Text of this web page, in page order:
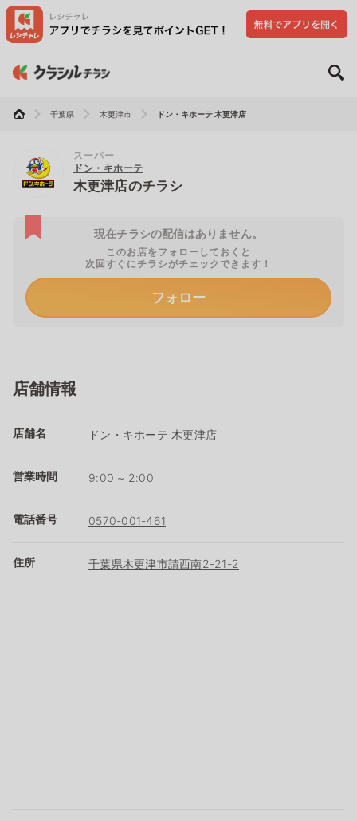
千葉県 木更津市 ドン・キホーテ 木更津店
スーパー
ドン・キホーテ
木更津店のチラシ
現在チラシの配信はありません。
このお店をフォローしておくと
次回すぐにチラシがチェックできます！
フォロー
店舗情報
店舗名 ドン・キホーテ 木更津店
営業時間 9:00 ~ 2:00
電話番号 0570-001-461
住所 千葉県木更津市請西南2-21-2